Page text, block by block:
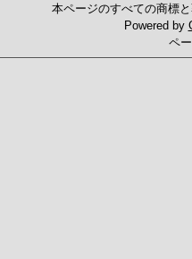
本ページのすべての商標
Powered by
ペ